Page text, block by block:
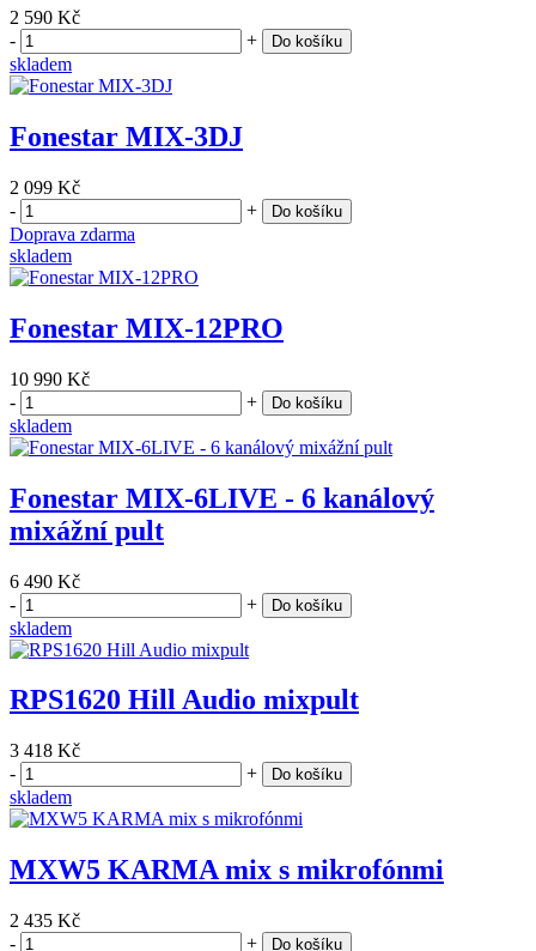
2 590 Kč
-
+ Do košíku
skladem
Fonestar MIX-3DJ
2 099 Kč
-
+ Do košíku
Doprava zdarma
skladem
Fonestar MIX-12PRO
10 990 Kč
-
+ Do košíku
skladem
Fonestar MIX-6LIVE - 6 kanálový
mixážní pult
6 490 Kč
-
+ Do košíku
skladem
RPS1620 Hill Audio mixpult
3 418 Kč
-
+ Do košíku
skladem
MXW5 KARMA mix s mikrofónmi
2 435 Kč
-
+ Do košíku